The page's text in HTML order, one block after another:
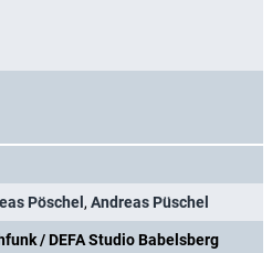
Pöschel , Andreas Püschel
/ DEFA Studio Babelsberg